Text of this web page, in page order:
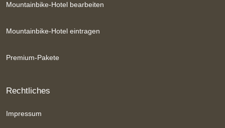
Mountainbike-Hotel bearbeiten
Mountainbike-Hotel eintragen
Premium-Pakete
Rechtliches
Impressum